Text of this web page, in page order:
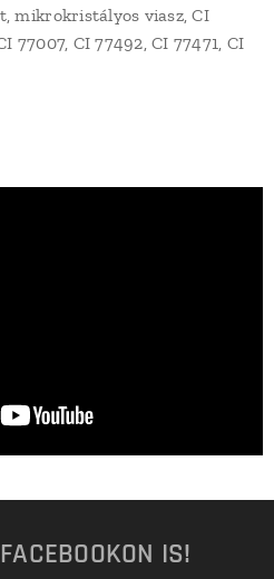
mikrokristályos viasz, CI
77007, CI 77492, CI 77471, CI
IS!